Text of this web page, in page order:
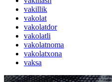
vakillik
vakolat
vakolatdor
vakolatli
vakolatnoma
vakolatxona
vaksa